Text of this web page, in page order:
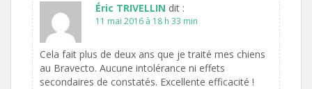
Éric TRIVELLIN dit :
11 mai 2016 à 18 h 33 min
Cela fait plus de deux ans que je traité mes chiens
au Bravecto. Aucune intolérance ni effets
secondaires de constatés. Excellente efficacité !